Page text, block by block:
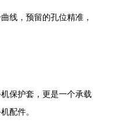
线，预留的孔位精准，
保护套，更是一个承载
配件。